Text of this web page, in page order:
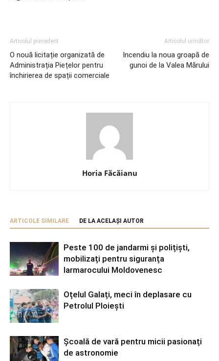
Articolul precedent
O nouă licitație organizată de
Administrația Piețelor pentru
închirierea de spații comerciale
Articolul următor
Incendiu la noua groapă de
gunoi de la Valea Mărului
Horia Făcăianu
ARTICOLE SIMILARE DE LA ACELAȘI AUTOR
Peste 100 de jandarmi și polițiști,
mobilizați pentru siguranța
Iarmarocului Moldovenesc
Oțelul Galați, meci în deplasare cu
Petrolul Ploiești
Școală de vară pentru micii pasionați
de astronomie